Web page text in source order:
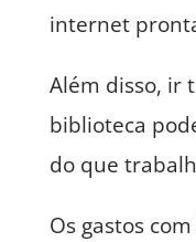
internet
Além disso, ir
biblioteca
do que
Os gastos